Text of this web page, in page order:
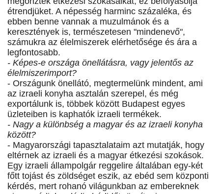
étrendjüket. A népesség harminc százaléka, és
ebben benne vannak a muzulmánok és a
keresztények is, természetesen "mindenevő",
számukra az élelmiszerek elérhetősége és ára a
legfontosabb.
- Képes-e országa önellátásra, vagy jelentős az
élelmiszerimport?
- Országunk önellátó, megtermelünk mindent, ami
az izraeli konyha asztalán szerepel, és még
exportálunk is, többek között Budapest egyes
üzleteiben is kaphatók izraeli termékek.
- Nagy a különbség a magyar és az izraeli konyha
között?
- Magyarországi tapasztalataim azt mutatják, hogy
eltérnek az izraeli és a magyar étkezési szokások.
Egy izraeli állampolgár reggelire általában egy-két
főtt tojást és zöldséget eszik, az ebéd sem központi
kérdés, mert rohanó világunkban az embereknek